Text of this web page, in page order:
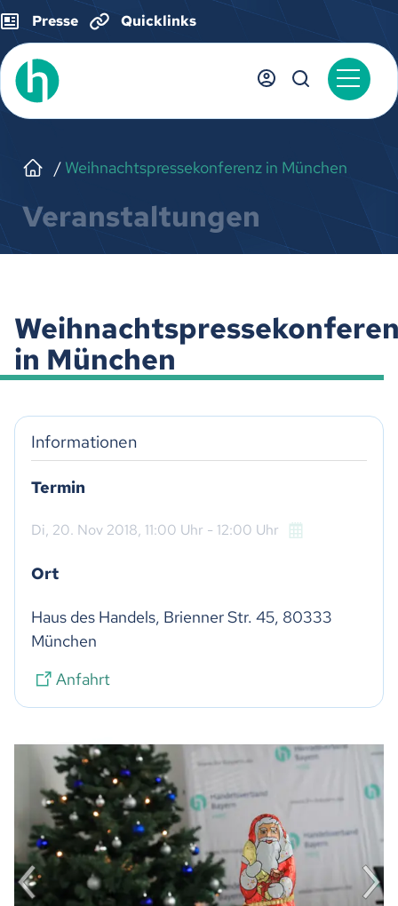
Presse Quicklinks
Weihnachtspressekonferenz in München
Veranstaltungen
in München
Informationen
Termin
Di, 20. Nov 2018, 11:00 Uhr - 12:00 Uhr
Ort
Haus des Handels, Brienner Str. 45, 80333
München
Anfahrt